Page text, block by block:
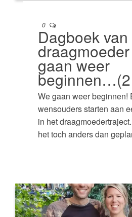
0
Dagboek
gaan weer
We gaan weer beginnen!
wensouders starten aan
in het
het toch anders dan